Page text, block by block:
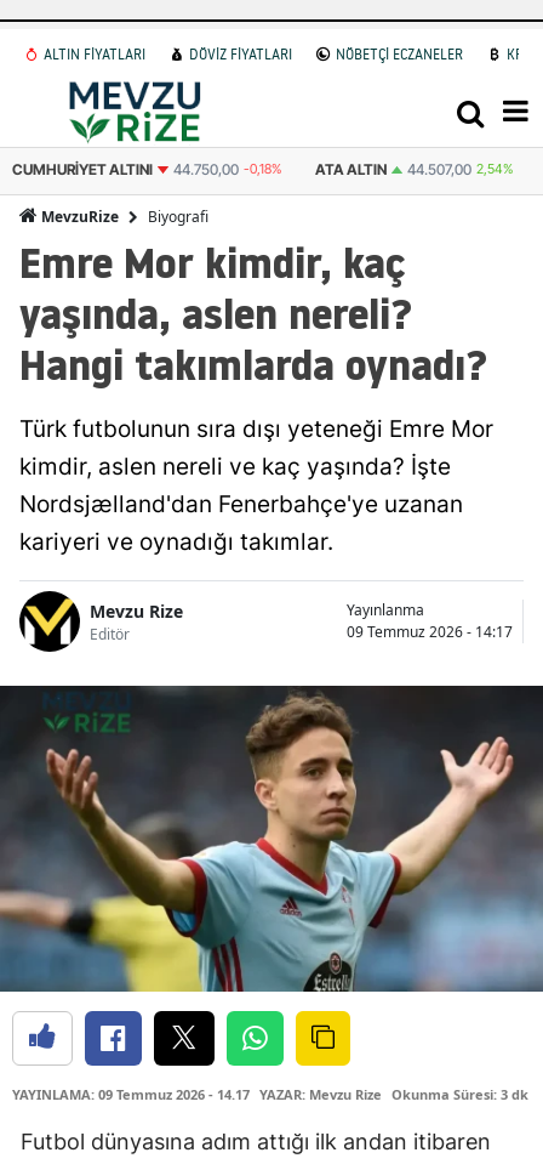
ALTIN FİYATLARI DÖVİZ FİYATLARI NÖBETÇİ ECZANELER
ATA ALTIN 44.507,00 2,54% DOLAR 47,7436 0.18% EURO 55,2510
MevzuRize Biyografi
Emre Mor kimdir, kaç
yaşında, aslen nereli?
Hangi takımlarda oynadı?
Türk futbolunun sıra dışı yeteneği Emre Mor
kimdir, aslen nereli ve kaç yaşında? İşte
Nordsjælland'dan Fenerbahçe'ye uzanan
kariyeri ve oynadığı takımlar.
Mevzu Rize
Editör
Yayınlanma
09 Temmuz 2026 - 14:17
YAYINLAMA: 09 Temmuz 2026 - 14.17 YAZAR: Mevzu Rize Okunma Süresi: 3 dk
Futbol dünyasına adım attığı ilk andan itibaren